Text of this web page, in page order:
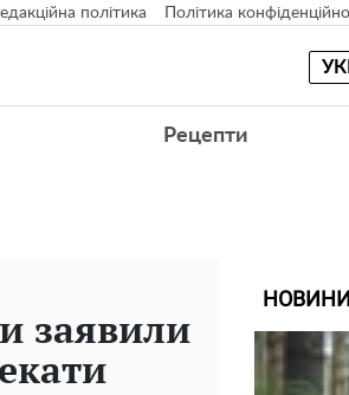
політика Політика
Рецепти
заявили